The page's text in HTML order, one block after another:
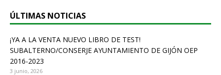
b
o
o
k
ÚLTIMAS NOTICIAS
¡YA A LA VENTA NUEVO LIBRO DE TEST!
SUBALTERNO/CONSERJE AYUNTAMIENTO DE GIJÓN OEP
2016-2023
3 junio, 2026